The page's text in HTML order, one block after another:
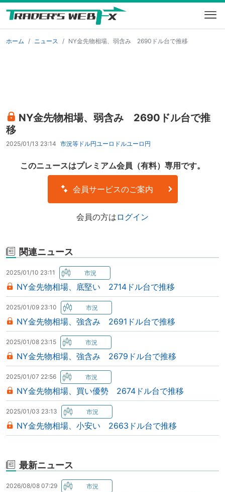
ホーム ニュース NY金先物相場、弱含み 2690ドル台で推移
NY金先物相場、弱含み 2690ドル台で推
移
2025/01/13 23:14 市況等 ドル円ユーロドルユーロ円
このニュースはプレミアム会員（有料）専用です。
会員サービスのご案内
会員の方は ログイン
関連ニュース
2025/01/10 23:11
NY金先物相場、底堅い 2714ドル台で推移
2025/01/09 23:10
NY金先物相場、強含み 2691ドル台で推移
2025/01/08 23:15
NY金先物相場、強含み 2679ドル台で推移
2025/01/07 22:56
NY金先物相場、買い優勢 2674ドル台で推移
2025/01/03 23:13
NY金先物相場、小安い 2663ドル台で推移
最新ニュース
2026/08/08 07:29